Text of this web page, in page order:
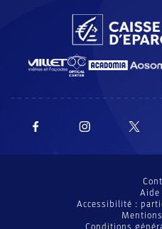
Accessibilité :